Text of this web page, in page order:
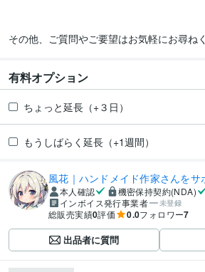
その他、ご質問やご要望はお気軽にお尋ね
有料オプション
ちょっと延長（+３日）
もうしばらく延長（+1週間）
風花｜ハンドメイド作家さんをサ
本人確認
機密保持契約(NDA)
インボイス発行事業者
未登録
総販売実績0評価 0.0フォロワー7
出品者に質問